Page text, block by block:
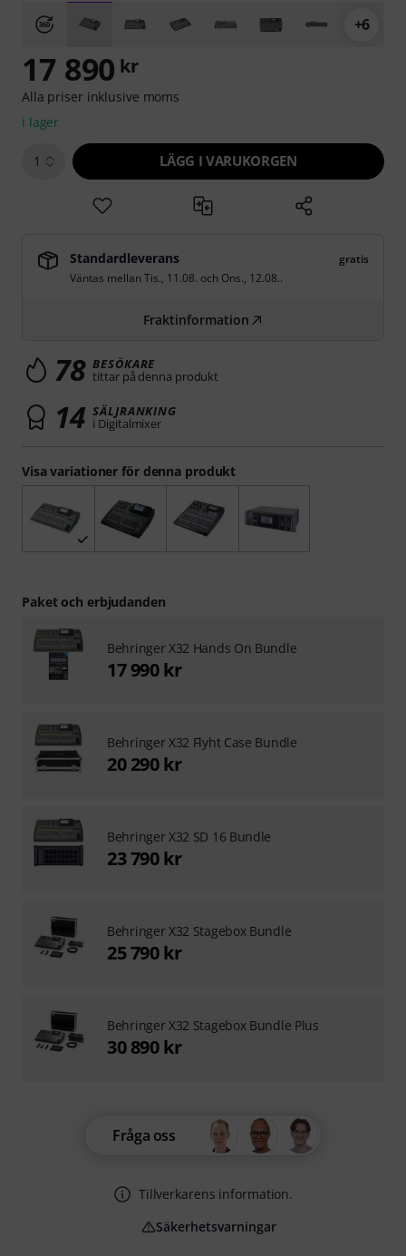
+6
Visa variationer för denna produkt
17 890 kr
Alla priser inklusive moms
i lager
1 LÄGG I VARUKORGEN
Standardleverans
gratis
Väntas mellanTis., 11.08. och Ons., 12.08..
Fraktinformation
78 BESÖKARE
tittar på denna produkt
14 SÄLJRANKING
i Digitalmixer
Fråga oss
Tillverkarens information.
Säkerhetsvarningar
Paket och erbjudanden
Behringer X32 Hands On Bundle
17 990 kr
Behringer X32 Flyht Case Bundle
20 290 kr
Behringer X32 SD 16 Bundle
23 790 kr
Behringer X32 Stagebox Bundle
25 790 kr
Behringer X32 Stagebox Bundle Plus
30 890 kr